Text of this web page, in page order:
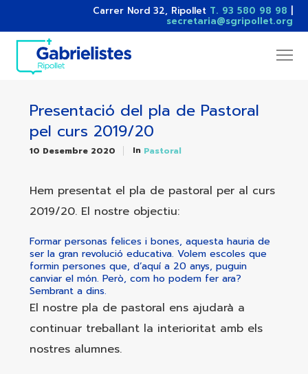
Carrer Nord 32, Ripollet T. 93 580 98 98
secretaria@sgripollet.org
Presentació del pla de Pastoral
pel curs 2019/20
10 Desembre 2020 In Pastoral
Hem presentat el pla de pastoral per al curs
2019/20. El nostre objectiu:
Formar personas felices i bones, aquesta hauria de
ser la gran revolució educativa. Volem escoles que
formin persones que, d’aquí a 20 anys, puguin
canviar el món. Però, com ho podem fer ara?
Sembrant a dins.
El nostre pla de pastoral ens ajudarà a
continuar treballant la interioritat amb els
nostres alumnes.